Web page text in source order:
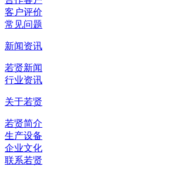
客户评价
常见问题
新闻资讯
若贤新闻
行业资讯
关于若贤
若贤简介
生产设备
企业文化
联系若贤